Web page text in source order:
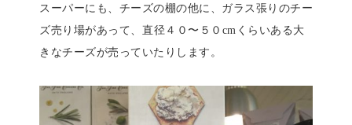
スーパーにも、チーズの棚の他に、ガラス張りのチー
ズ売り場があって、直径４０〜５０cmくらいある大
きなチーズが売っていたりします。